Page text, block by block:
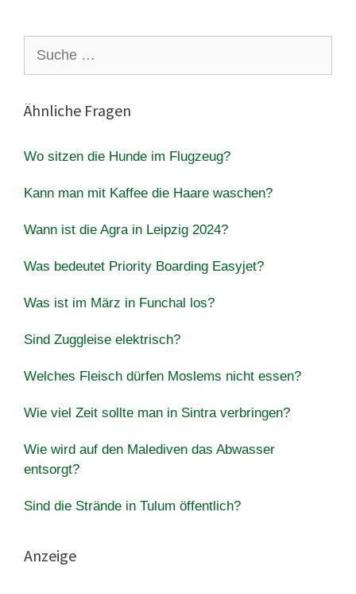
nach:
Ähnliche Fragen
Wo sitzen die Hunde im Flugzeug?
Kann man mit Kaffee die Haare waschen?
Wann ist die Agra in Leipzig 2024?
Was bedeutet Priority Boarding Easyjet?
Was ist im März in Funchal los?
Sind Zuggleise elektrisch?
Welches Fleisch dürfen Moslems nicht essen?
Wie viel Zeit sollte man in Sintra verbringen?
Wie wird auf den Malediven das Abwasser
entsorgt?
Sind die Strände in Tulum öffentlich?
Anzeige